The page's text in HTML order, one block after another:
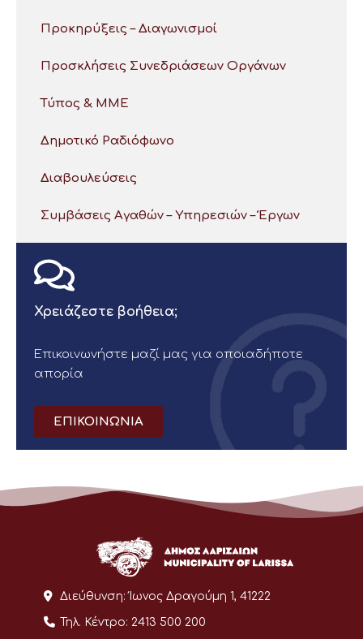
Προκηρύξεις – Διαγωνισμοί
Προσκλήσεις Συνεδριάσεων Οργάνων
Τύπος & ΜΜΕ
Δημοτικό Ραδιόφωνο
Διαβουλεύσεις
Συμβάσεις Αγαθών – Υπηρεσιών – Έργων
Χρειάζεστε βοήθεια;
Επικοινωνήστε μαζί μας για οποιαδήποτε
απορία
ΕΠΙΚΟΙΝΩΝΙΑ
Διεύθυνση: Ίωνος Δραγούμη 1, 41222
Τηλ. Κέντρο: 2413 500 200